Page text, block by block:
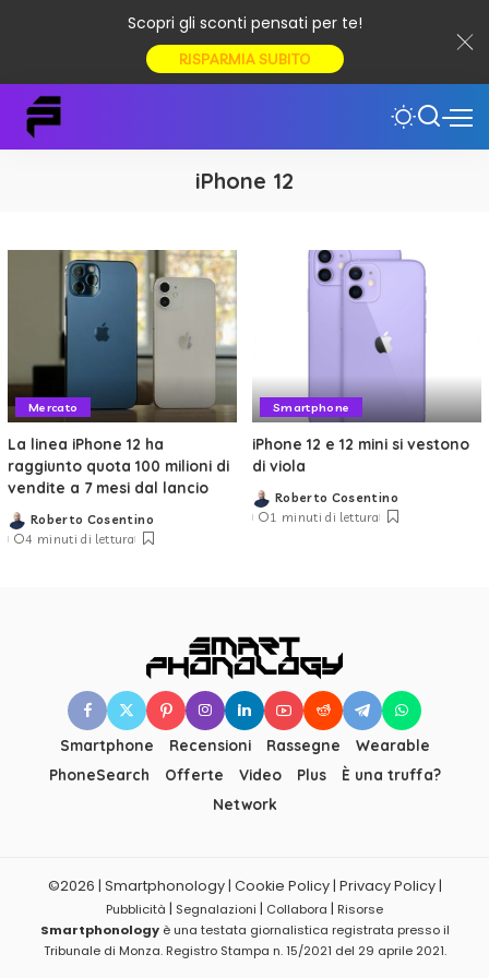
Scopri gli sconti pensati per te!
RISPARMIA SUBITO
iPhone 12
Mercato
La linea iPhone 12 ha
raggiunto quota 100 milioni di
vendite a 7 mesi dal lancio
Posted
by
Roberto Cosentino
4 minuti di lettura
Smartphone
iPhone 12 e 12 mini si vestono
di viola
Posted
by
Roberto Cosentino
1 minuti di lettura
Smartphone Recensioni Rassegne
Wearable
PhoneSearch
Offerte Video Plus
È una truffa?
Network
©2026 | Smartphonology | Cookie Policy | Privacy Policy |
Pubblicità | Segnalazioni | Collabora | Risorse
Smartphonologyè una testata giornalistica registrata presso il
Tribunale di Monza. Registro Stampa n. 15/2021 del 29 aprile 2021.